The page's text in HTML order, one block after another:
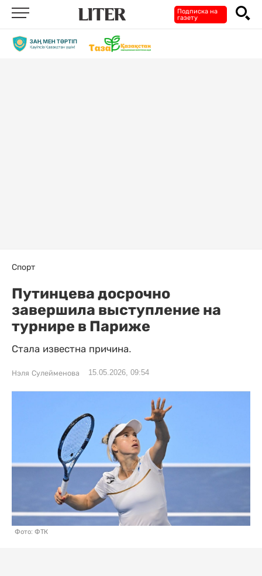
Подписка на
газету
Спорт
Путинцева досрочно
завершила выступление на
турнире в Париже
Стала известна причина.
Нэля Сулейменова 15.05.2026, 09:54
Фото: ФТК